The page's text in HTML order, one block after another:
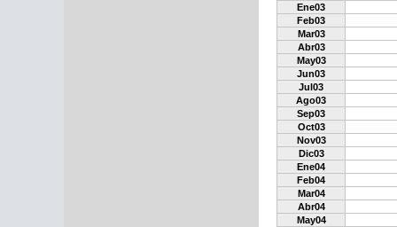
Ene03
Feb03
Mar03
Abr03
May03
Jun03
Jul03
Ago03
Sep03
Oct03
Nov03
Dic03
Ene04
Feb04
Mar04
Abr04
May04